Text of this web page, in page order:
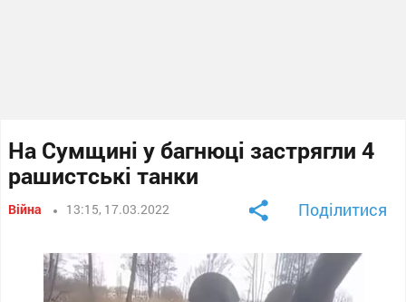
На Сумщині у багнюці застрягли 4
рашистські танки
Війна 13:15, 17.03.2022 Поділитися